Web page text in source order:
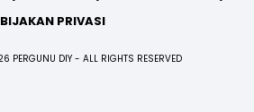
PRIVASI
PERGUNU DIY - ALL RIGHTS RESERVED